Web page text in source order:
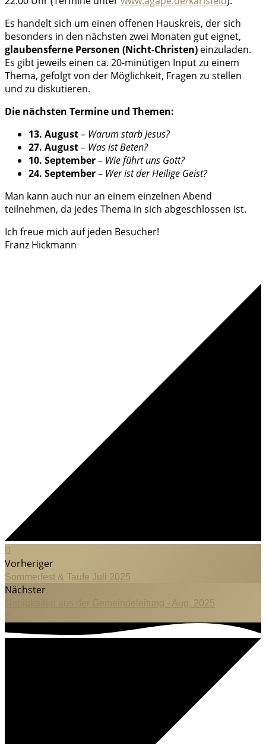
Es handelt sich um einen offenen Hauskreis, der sich
besonders in den nächsten zwei Monaten gut eignet,
glaubensferne Personen (Nicht-Christen) einzuladen.
Es gibt jeweils einen ca. 20-minütigen Input zu einem
Thema, gefolgt von der Möglichkeit, Fragen zu stellen
und zu diskutieren.
Die nächsten Termine und Themen:
13. August– Warum starb Jesus?
27. August– Was ist Beten?
10. September– Wie führt uns Gott?
24. September– Wer ist der Heilige Geist?
Man kann auch nur an einem einzelnen Abend
teilnehmen, da jedes Thema in sich abgeschlossen ist.
Ich freue mich auf jeden Besucher!
Franz Hickmann
Vorheriger
Sommerfest & Taufe Juli 2025
Nächster
Neuigkeiten aus der Gemeindeleitung - Aug. 2025